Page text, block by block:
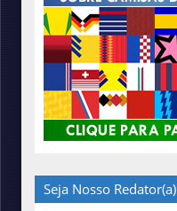
Seja Nosso Redator(a)